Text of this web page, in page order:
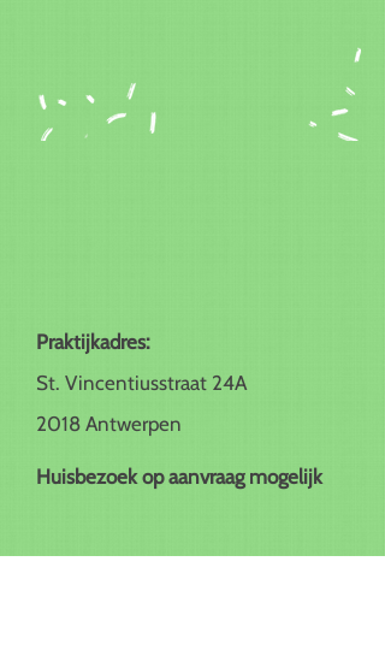
Praktijkadres:
St. Vincentiusstraat 24A
2018 Antwerpen
Huisbezoek op aanvraag mogelijk